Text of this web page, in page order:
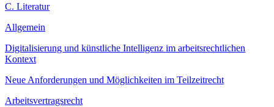
C. Literatur
Allgemein
Digitalisierung und künstliche Intelligenz im arbeitsrechtlichen
Kontext
Neue Anforderungen und Möglichkeiten im Teilzeitrecht
Arbeitsvertragsrecht